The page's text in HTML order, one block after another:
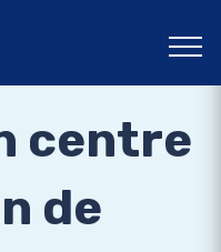
centre
de